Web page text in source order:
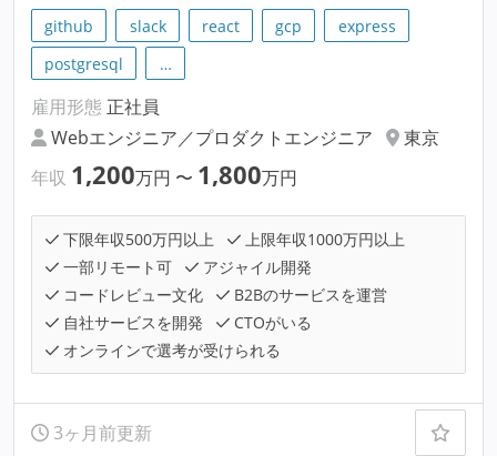
github slack react gcp
express
postgresql
…
雇用形態 正社員
Webエンジニア／プロダクトエンジニア
東京
年収 1,200万円 〜 1,800万円
下限年収500万円以上
上限年収1000万円以上
一部リモート可
アジャイル開発
コードレビュー文化
B2Bのサービスを運営
自社サービスを開発
CTOがいる
オンラインで選考が受けられる
3ヶ月前更新